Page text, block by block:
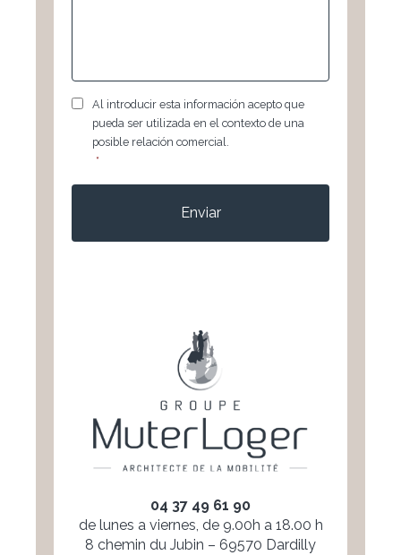
RGPD *
Al introducir esta información acepto que
pueda ser utilizada en el contexto de una
posible relación comercial.
*
04 37 49 61 90
de lunes a viernes, de 9.00h a 18.00 h
8 chemin du Jubin – 69570 Dardilly